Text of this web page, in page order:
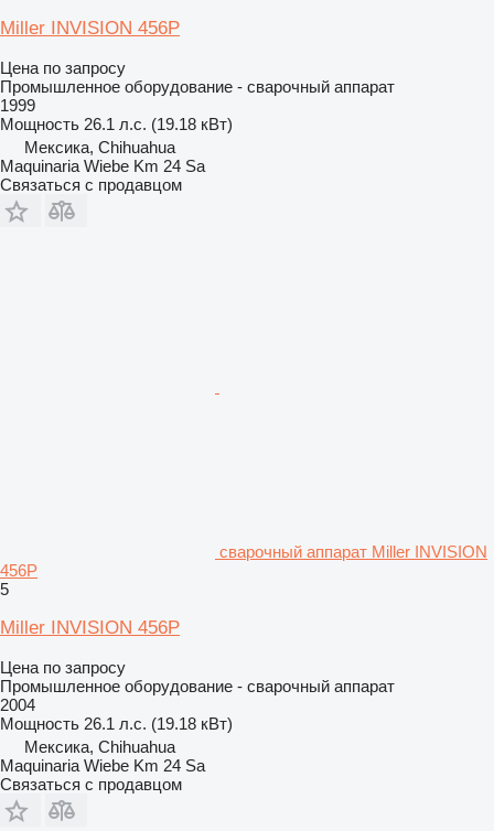
Miller INVISION 456P
Цена по запросу
Промышленное оборудование - сварочный аппарат
1999
Мощность 26.1 л.с. (19.18 кВт)
Мексика, Chihuahua
Maquinaria Wiebe Km 24 Sa
Связаться с продавцом
сварочный аппарат Miller INVISION
456P
5
Miller INVISION 456P
Цена по запросу
Промышленное оборудование - сварочный аппарат
2004
Мощность 26.1 л.с. (19.18 кВт)
Мексика, Chihuahua
Maquinaria Wiebe Km 24 Sa
Связаться с продавцом